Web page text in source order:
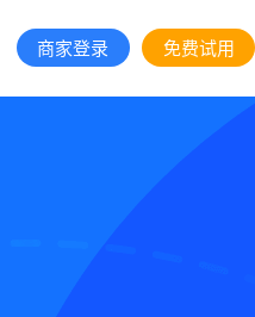
商家登录 免费试用